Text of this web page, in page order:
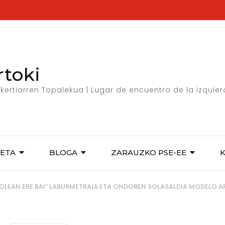
Topalekua | Lugar de encuentro de la
BLOGA ZARAUZKO PSE-EE
ERE BAI“ LABURMETRAIA ETA ONDOREN SOLASALDIA MODELO